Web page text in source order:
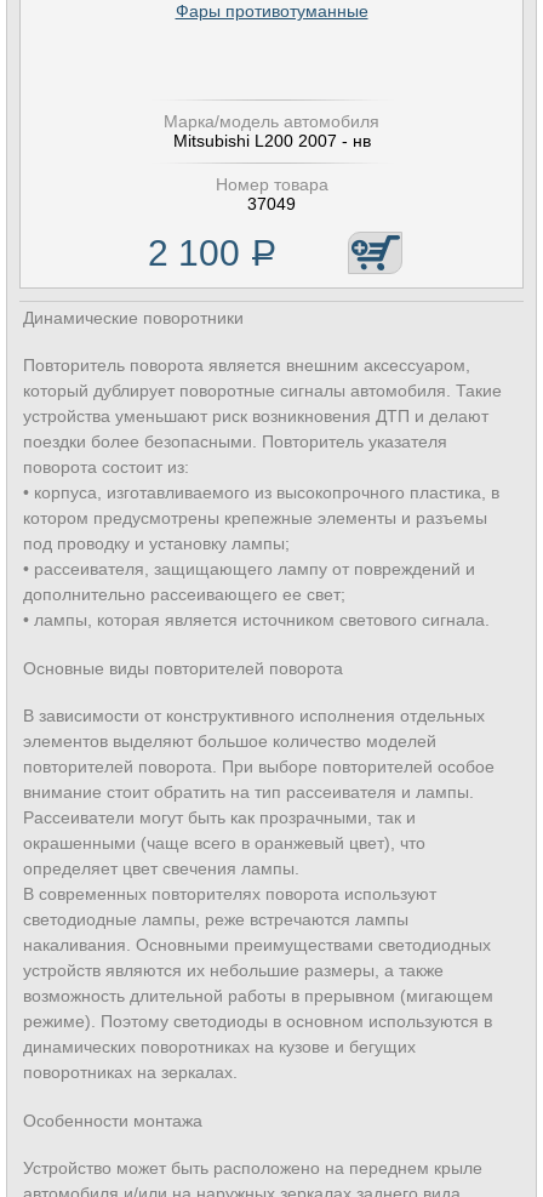
Фары противотуманные
Марка/модель автомобиля
Mitsubishi L200 2007 - нв
Номер товара
37049
2 100 Р
Динамические поворотники
Повторитель поворота является внешним аксессуаром,
который дублирует поворотные сигналы автомобиля. Такие
устройства уменьшают риск возникновения ДТП и делают
поездки более безопасными. Повторитель указателя
поворота состоит из:
• корпуса, изготавливаемого из высокопрочного пластика, в
котором предусмотрены крепежные элементы и разъемы
под проводку и установку лампы;
• рассеивателя, защищающего лампу от повреждений и
дополнительно рассеивающего ее свет;
• лампы, которая является источником светового сигнала.
Основные виды повторителей поворота
В зависимости от конструктивного исполнения отдельных
элементов выделяют большое количество моделей
повторителей поворота. При выборе повторителей особое
внимание стоит обратить на тип рассеивателя и лампы.
Рассеиватели могут быть как прозрачными, так и
окрашенными (чаще всего в оранжевый цвет), что
определяет цвет свечения лампы.
В современных повторителях поворота используют
светодиодные лампы, реже встречаются лампы
накаливания. Основными преимуществами светодиодных
устройств являются их небольшие размеры, а также
возможность длительной работы в прерывном (мигающем
режиме). Поэтому светодиоды в основном используются в
динамических поворотниках на кузове и бегущих
поворотниках на зеркалах.
Особенности монтажа
Устройство может быть расположено на переднем крыле